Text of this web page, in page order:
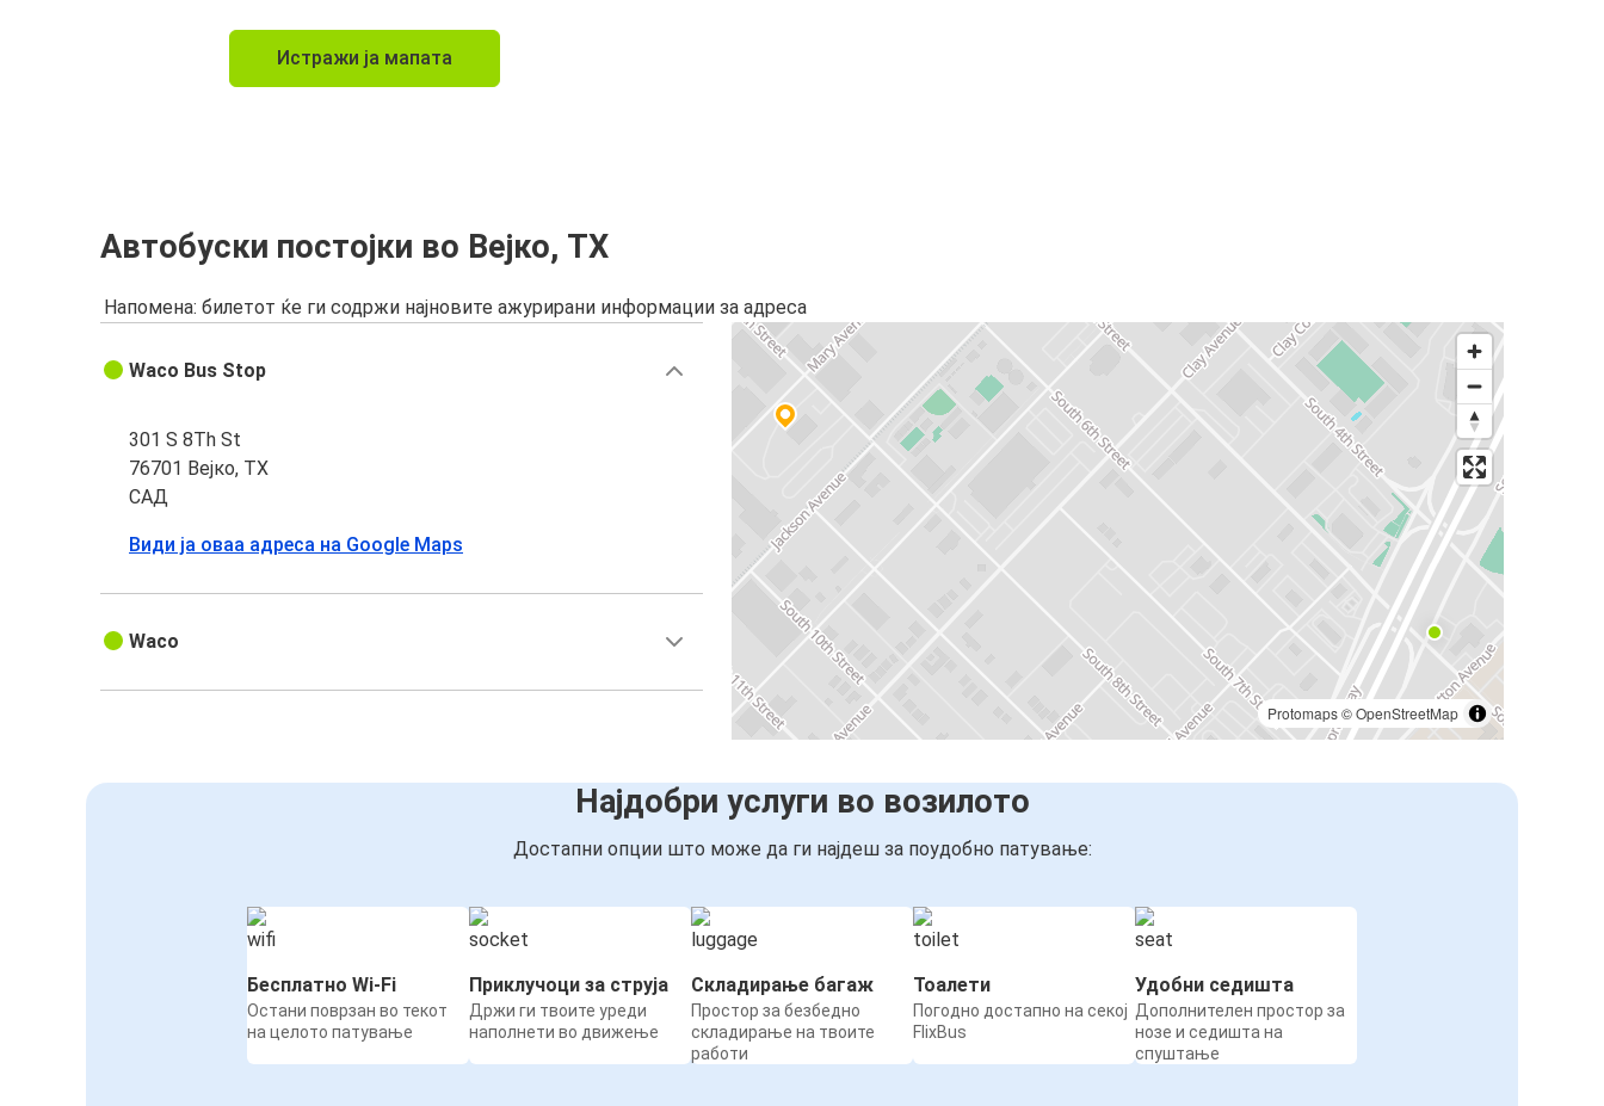
Истражи ја мапата
Автобуски постојки во Вејко, TX
Напомена: билетот ќе ги содржи најновите ажурирани информации за адреса
Protomaps©OpenStreetMap
Waco Bus Stop
301 S 8Th St
76701 Вејко, TX
САД
Види ја оваа адреса на Google Maps
Waco
Најдобри услуги во возилото
Достапни опции што може да ги најдеш за поудобно патување:
Бесплатно Wi-Fi
Остани поврзан во текот
на целото патување
Приклучоци за струја
Држи ги твоите уреди
наполнети во движење
Складирање багаж
Простор за безбедно
складирање на твоите
работи
Тоалети
Погодно достапно на секој
FlixBus
Удобни седишта
Дополнителен простор за
нозе и седишта на
спуштање